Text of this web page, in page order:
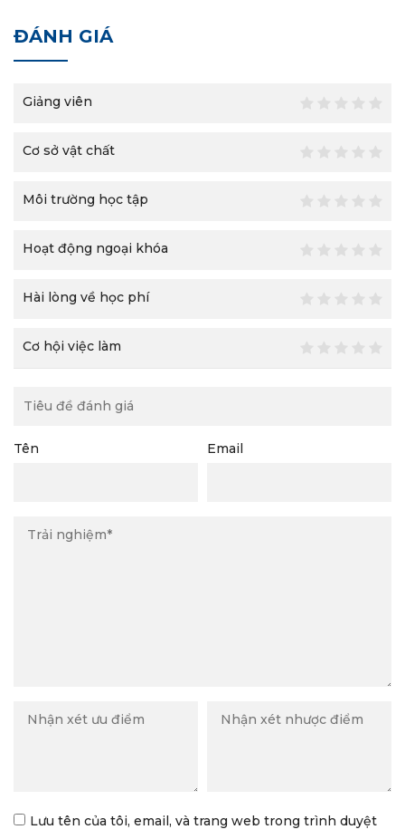
ĐÁNH GIÁ
Giảng viên
Cơ sở vật chất
Môi trường học tập
Hoạt động ngoại khóa
Hài lòng về học phí
Cơ hội việc làm
Tên Email
Lưu tên của tôi, email, và trang web trong trình duyệt